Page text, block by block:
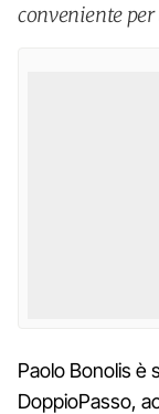
conveniente per
Paolo Bonolis è
DoppioPasso,